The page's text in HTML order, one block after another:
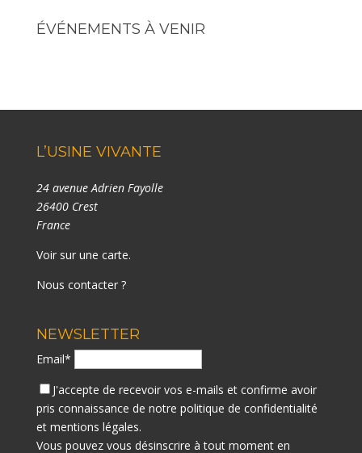
ÉVÉNEMENTS À VENIR
L’USINE VIVANTE
24 avenue Adrien Fayolle
26400 Crest
France
Voir sur une carte.
Nous contacter ?
NEWSLETTER
Email*
J'accepte de recevoir vos e-mails et confirme avoir
pris connaissance de notre politique de confidentialité
et mentions légales.
Vous pouvez vous désinscrire à tout moment en